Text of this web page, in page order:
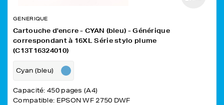
GENERIQUE
Cartouche d'encre - CYAN (bleu) - Générique
correspondant à 16XL Série stylo plume
(C13T16324010)
Cyan (bleu)
Capacité: 450 pages (A4)
Compatible: EPSON WF 2750 DWF